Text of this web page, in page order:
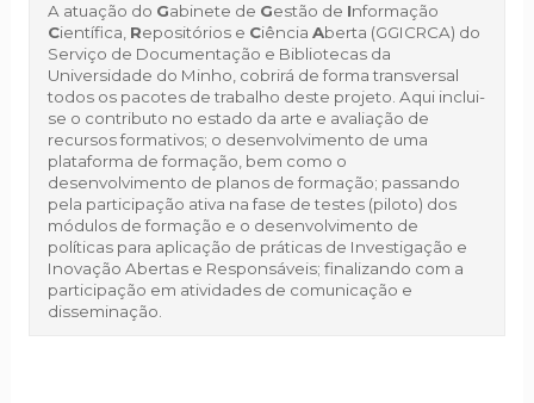
A atuação do Gabinete de Gestão de Informação
Científica, Repositórios e Ciência Aberta (GGICRCA) do
Serviço de Documentação e Bibliotecas da
Universidade do Minho, cobrirá de forma transversal
todos os pacotes de trabalho deste projeto. Aqui inclui-
se o contributo no estado da arte e avaliação de
recursos formativos; o desenvolvimento de uma
plataforma de formação, bem como o
desenvolvimento de planos de formação; passando
pela participação ativa na fase de testes (piloto) dos
módulos de formação e o desenvolvimento de
políticas para aplicação de práticas de Investigação e
Inovação Abertas e Responsáveis; finalizando com a
participação em atividades de comunicação e
disseminação.